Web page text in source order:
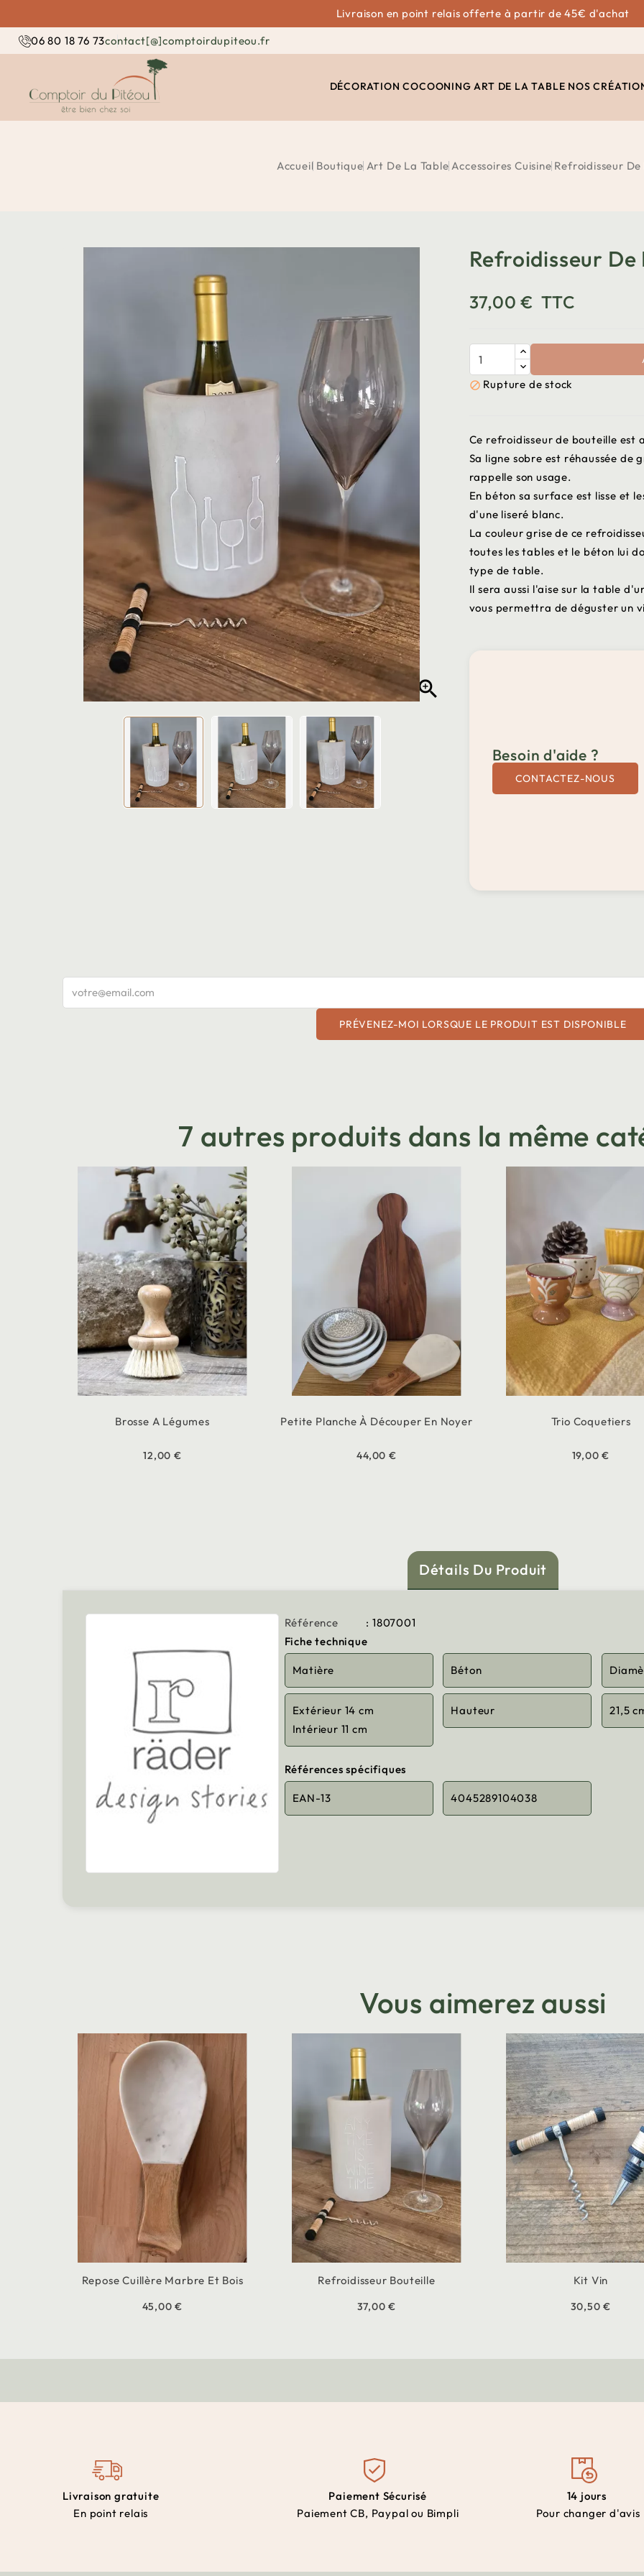
Livraison en point relais offerte à partir de 45€ d'achat
06 80 18 76 73contact[@]comptoirdupiteou.fr
DÉCORATION COCOONING ART DE LA TABLE NOS
Accueil Boutique Art De La Table Accessoires Cuisine Refroidisseur

Refroidisseur
37,00 € TTC
 Rupture de stock
Ce refroidisseur de bouteille est
Sa ligne sobre est réhaussée
rappelle son usage.
En béton sa surface est lisse et
d'une liseré blanc.
La couleur grise de ce
toutes les tables et le béton lui
type de table.
Il sera aussi l'aise sur la table
vous permettra de déguster un
Besoin d'aide ?
CONTACTEZ-NOUS
PRÉVENEZ-MOI LORSQUE LE PRODUIT EST DISPONIBLE
7 autres produits dans la même
Brosse A Légumes
12,00 €
Petite Planche À Découper En Noyer
44,00 €
Trio Coquetiers
19,00 €
Détails Du Produit
Référence
: 1807001
Fiche technique
Matière Béton
Extérieur 14 cm
Intérieur 11 cm
Hauteur 21,5
Références spécifiques
EAN-13 4045289104038
Vous aimerez aussi
Repose Cuillère Marbre Et Bois
45,00 €
Refroidisseur Bouteille
37,00 €
Kit Vin
30,50 €
Livraison gratuite
En point relais
Paiement Sécurisé
Paiement CB, Paypal ou Bimpli
14 jours
Pour changer d'avis